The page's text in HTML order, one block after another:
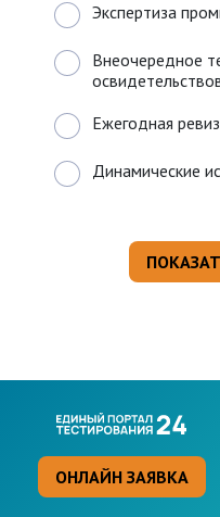
Экспертиза
Внеочередное
Ежегодная
Динамические
ОНЛАЙН ЗАЯВКА